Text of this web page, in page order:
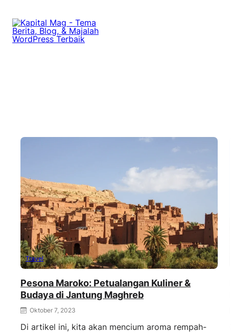
Travel
Pesona Maroko: Petualangan Kuliner &
Budaya di Jantung Maghreb
Oktober 7, 2023
Di artikel ini, kita akan mencium aroma rempah-